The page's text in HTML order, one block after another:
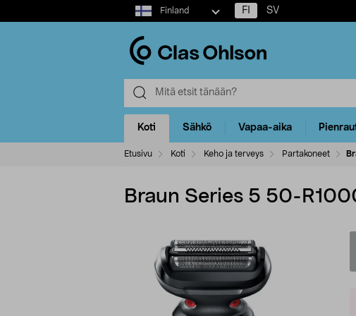
Select
market
Finland FI SV
Koti Sähkö Vapaa-aika
Etusivu Koti Keho ja terveys Partakoneet
Braun Series 5 50-